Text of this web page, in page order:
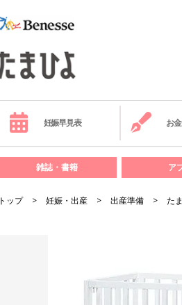
妊娠早見表 お
雑誌・書籍 ア
トップ 妊娠・出産 出産準備 た